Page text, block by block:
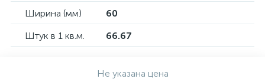
Ширина (мм)
60
Штук в 1 кв.м.
66.67
Не указана цена